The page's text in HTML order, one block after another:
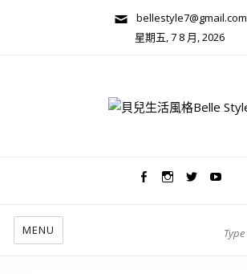
bellestyle7@gmail.com
星期五, 7 8 月, 2026
MENU